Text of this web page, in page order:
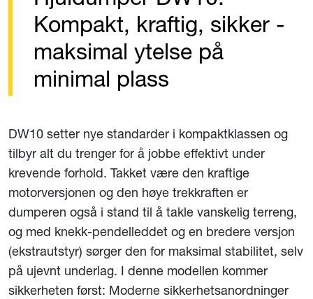
Kompakt, kraftig, sikker -
maksimal ytelse på
minimal plass
DW10 setter nye standarder i kompaktklassen og
tilbyr alt du trenger for å jobbe effektivt under
krevende forhold. Takket være den kraftige
motorversjonen og den høye trekkraften er
dumperen også i stand til å takle vanskelig terreng,
og med knekk-pendelleddet og en bredere versjon
(ekstrautstyr) sørger den for maksimal stabilitet, selv
på ujevnt underlag. I denne modellen kommer
sikkerheten først: Moderne sikkerhetsanordninger